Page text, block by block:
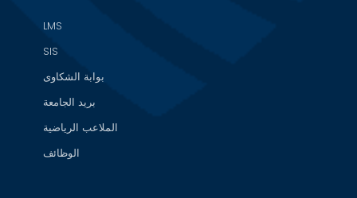
LMS
SIS
بوابة الشكاوى
بريد الجامعة
الملاعب الرياضية
الوظائف